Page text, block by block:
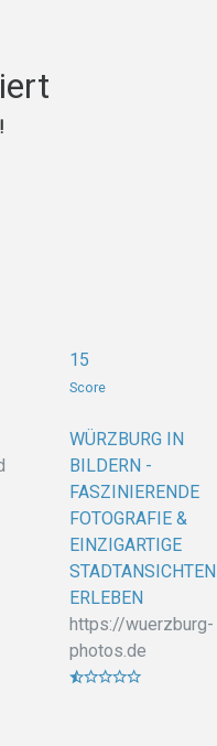
15
Score
WÜRZBURG IN
BILDERN -
FASZINIERENDE
FOTOGRAFIE &
EINZIGARTIGE
STADTANSICHTEN
ERLEBEN
https://wuerzburg-
photos.de